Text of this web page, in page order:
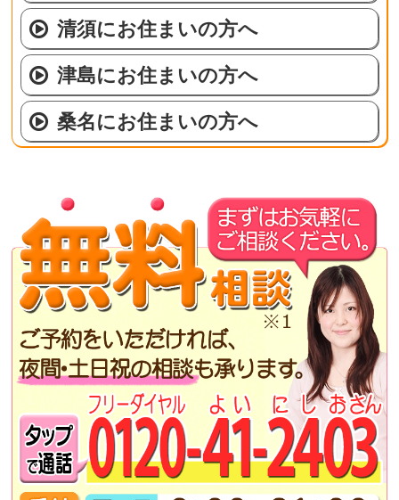
清須にお住まいの方へ
津島にお住まいの方へ
桑名にお住まいの方へ